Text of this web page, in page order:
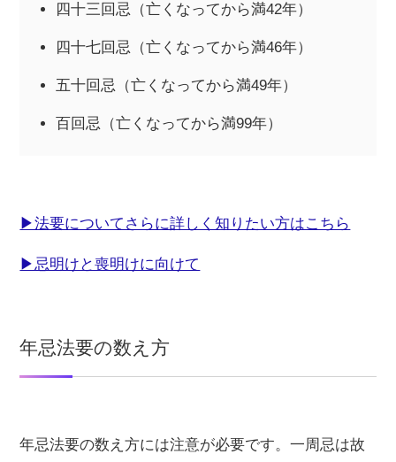
四十三回忌（亡くなってから満42年）
四十七回忌（亡くなってから満46年）
五十回忌（亡くなってから満49年）
百回忌（亡くなってから満99年）
▶法要についてさらに詳しく知りたい方はこちら
▶忌明けと喪明けに向けて
年忌法要の数え方
年忌法要の数え方には注意が必要です。一周忌は故